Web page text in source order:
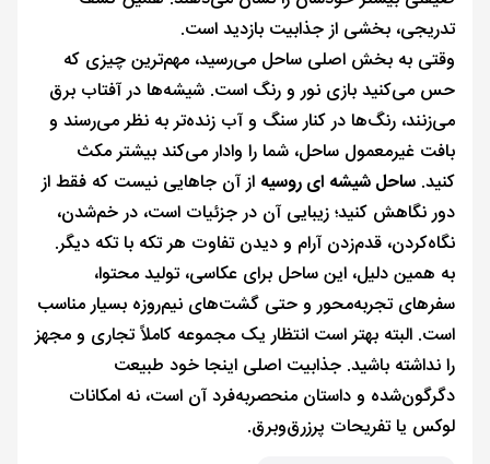
تدریجی، بخشی از جذابیت بازدید است.
وقتی به بخش اصلی ساحل می‌رسید، مهم‌ترین چیزی که
حس می‌کنید بازی نور و رنگ است. شیشه‌ها در آفتاب برق
می‌زنند، رنگ‌ها در کنار سنگ و آب زنده‌تر به نظر می‌رسند و
بافت غیرمعمول ساحل، شما را وادار می‌کند بیشتر مکث
کنید. ساحل شیشه ای روسیه از آن جاهایی نیست که فقط از
دور نگاهش کنید؛ زیبایی آن در جزئیات است، در خم‌شدن،
نگاه‌کردن، قدم‌زدن آرام و دیدن تفاوت هر تکه با تکه دیگر.
به همین دلیل، این ساحل برای عکاسی، تولید محتوا،
سفرهای تجربه‌محور و حتی گشت‌های نیم‌روزه بسیار مناسب
است. البته بهتر است انتظار یک مجموعه کاملاً تجاری و مجهز
را نداشته باشید. جذابیت اصلی اینجا خود طبیعت
دگرگون‌شده و داستان منحصربه‌فرد آن است، نه امکانات
لوکس یا تفریحات پرزرق‌وبرق.